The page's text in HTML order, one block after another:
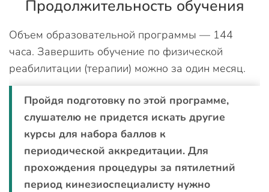
Продолжительность обучения
Объем образовательной программы — 144
часа. Завершить обучение по физической
реабилитации (терапии) можно за один месяц.
Пройдя подготовку по этой программе,
слушателю не придется искать другие
курсы для набора баллов к
периодической аккредитации. Для
прохождения процедуры за пятилетний
период кинезиоспециалисту нужно